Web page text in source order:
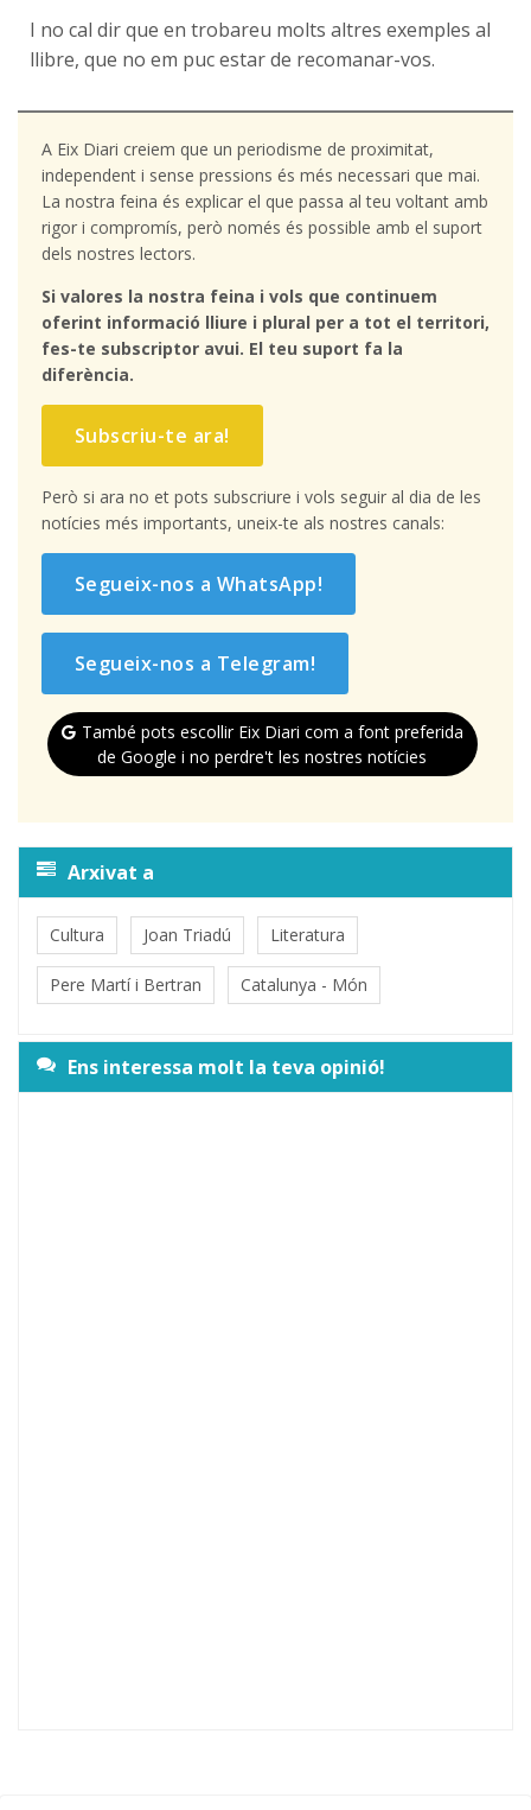
I no cal dir que en trobareu molts altres exemples al
llibre, que no em puc estar de recomanar-vos.
A Eix Diari creiem que un periodisme de proximitat,
independent i sense pressions és més necessari que mai.
La nostra feina és explicar el que passa al teu voltant amb
rigor i compromís, però només és possible amb el suport
dels nostres lectors.
Si valores la nostra feina i vols que continuem
oferint informació lliure i plural per a tot el territori,
fes-te subscriptor avui. El teu suport fa la
diferència.
Subscriu-te ara!
Però si ara no et pots subscriure i vols seguir al dia de les
notícies més importants, uneix-te als nostres canals:
Segueix-nos a WhatsApp!
Segueix-nos a Telegram!
També pots escollir Eix Diari com a font preferida
de Google i no perdre't les nostres notícies
Arxivat a
Cultura Joan Triadú Literatura
Pere Martí i Bertran Catalunya - Món
Ens interessa molt la teva opinió!